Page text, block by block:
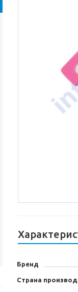
Бренд
Страна